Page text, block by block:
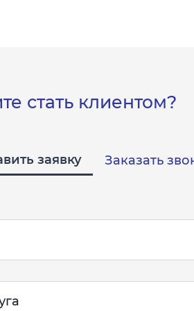
стать клиентом?
заявку Заказать